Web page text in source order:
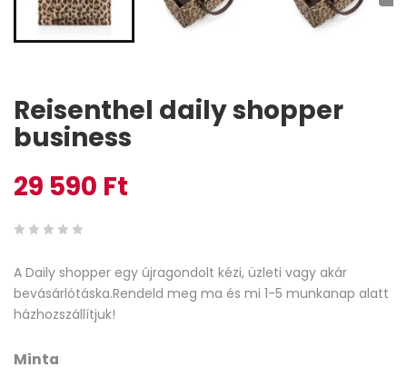
Reisenthel daily shopper
business
29 590 Ft
out
of
based
customer
A Daily shopper egy újragondolt kézi, üzleti vagy akár
bevásárlótáska.Rendeld meg ma és mi 1-5 munkanap alatt
házhozszállítjuk!
Minta